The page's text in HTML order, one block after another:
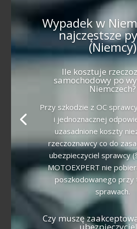
Wypadek w
najczęstsze
(Niemcy)
Ile kosztuje
samochodowy po
Niemczech?
Przy szkodzie z OC
i jednoznacznej
uzasadnione koszty
rzeczoznawcy co do
ubezpieczyciel sprawcy
MOTOEXPERT nie
poszkodowanego przy
sprawach.
Czy muszę